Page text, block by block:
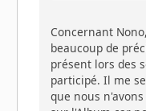
Concernant
beaucoup de
présent lors des
participé. Il me
que nous